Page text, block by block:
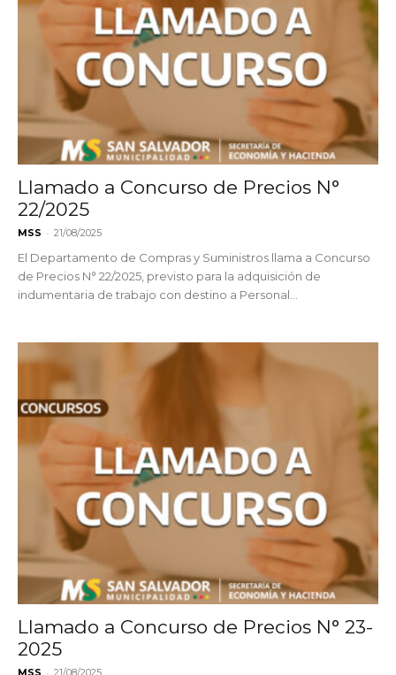
Llamado a Concurso de Precios N°
22/2025
MSS - 21/08/2025
El Departamento de Compras y Suministros llama a Concurso
de Precios N° 22/2025, previsto para la adquisición de
indumentaria de trabajo con destino a Personal...
Llamado a Concurso de Precios N° 23-
2025
MSS - 21/08/2025